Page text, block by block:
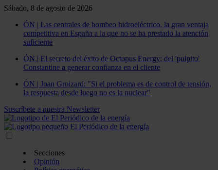
Sábado, 8 de agosto de 2026
ÓN | Las centrales de bombeo hidroeléctrico, la gran ventaja
competitiva en España a la que no se ha prestado la atención
suficiente
ÓN | El secreto del éxito de Octopus Energy: del 'pulpito'
Constantine a generar confianza en el cliente
ÓN | Joan Groizard: "Si el problema es de control de tensión,
la respuesta desde luego no es la nuclear"
Suscríbete a nuestra Newsletter
Secciones
Opinión